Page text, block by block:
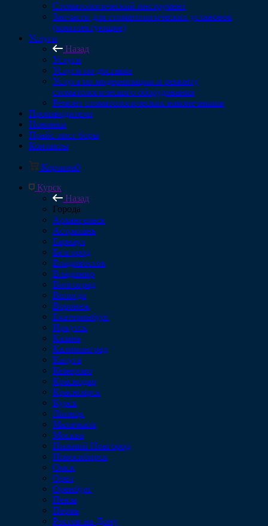
Стоматологический инструмент
Запчасти для стоматологических установок
(комплектующие)
Услуги
Назад
Услуги
Услуги по доставке
Услуга по модернизации и ремонту
стоматологического оборудования
Ремонт стоматологических наконечников
Производители
Новинки
Прайс-лист боры
Контакты
Корзина0
Курск
Назад
Города
Архангельск
Астрахань
Барнаул
Белгород
Владивосток
Владимир
Волгоград
Вологда
Воронеж
Екатеринбург
Иркутск
Казань
Калининград
Калуга
Кемерово
Краснодар
Красноярск
Курск
Липецк
Махачкала
Москва
Нижний Новгород
Новосибирск
Омск
Орел
Оренбург
Пенза
Пермь
Ростов-на-Дону